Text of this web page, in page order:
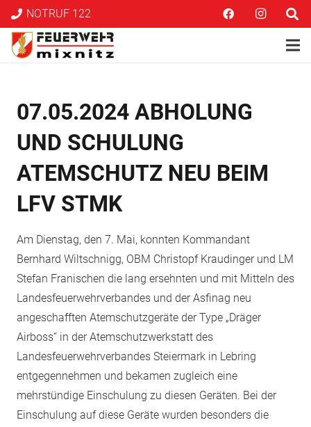
NOTRUF 122
07.05.2024 ABHOLUNG
UND SCHULUNG
ATEMSCHUTZ NEU BEIM
LFV STMK
Am Dienstag, den 7. Mai, konnten Kommandant
Bernhard Wiltschnigg, OBM Christopf Kraudinger und LM
Stefan Franischen die lang ersehnten und mit Mitteln des
Landesfeuerwehrverbandes und der Asfinag neu
angeschafften Atemschutzgeräte der Type „Dräger
Airboss“ in der Atemschutzwerkstatt des
Landesfeuerwehrverbandes Steiermark in Lebring
entgegennehmen und bekamen zugleich eine
mehrstündige Einschulung zu diesen Geräten. Bei der
Einschulung auf diese Geräte wurden besonders die